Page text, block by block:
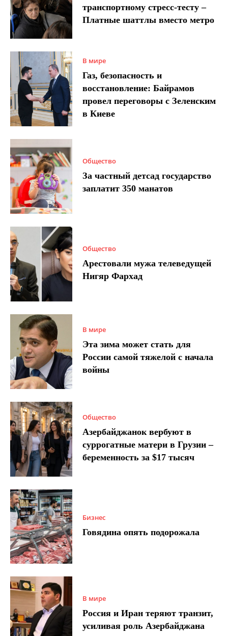
транспортному стресс-тесту –
Платные шаттлы вместо метро
В мире
Газ, безопасность и
восстановление: Байрамов
провел переговоры с Зеленским
в Киеве
Общество
За частный детсад государство
заплатит 350 манатов
Общество
Арестовали мужа телеведущей
Нигяр Фархад
В мире
Эта зима может стать для
России самой тяжелой с начала
войны
Общество
Азербайджанок вербуют в
суррогатные матери в Грузии –
беременность за $17 тысяч
Бизнес
Говядина опять подорожала
В мире
Россия и Иран теряют транзит,
усиливая роль Азербайджана